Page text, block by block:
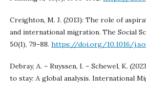
Creighton, M. J. (2013): The role of
and international migration. The Social
50(1), 79–88. https://doi.org/10.1016/
Debray, A. – Ruyssen, I. – Schewel, K.
to stay: A global analysis. International